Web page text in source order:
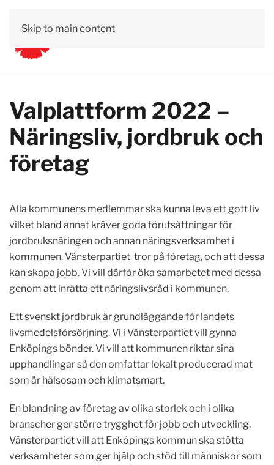
Skip to main content
Valplattform 2022 –
Näringsliv, jordbruk och
företag
Alla kommunens medlemmar ska kunna leva ett gott liv
vilket bland annat kräver goda förutsättningar för
jordbruksnäringen och annan näringsverksamhet i
kommunen. Vänsterpartiet tror på företag, och att dessa
kan skapa jobb. Vi vill därför öka samarbetet med dessa
genom att inrätta ett näringslivsråd i kommunen.
Ett svenskt jordbruk är grundläggande för landets
livsmedelsförsörjning. Vi i Vänsterpartiet vill gynna
Enköpings bönder. Vi vill att kommunen riktar sina
upphandlingar så den omfattar lokalt producerad mat
som är hälsosam och klimatsmart.
En blandning av företag av olika storlek och i olika
branscher ger större trygghet för jobb och utveckling.
Vänsterpartiet vill att Enköpings kommun ska stötta
verksamheter som ger hjälp och stöd till människor som